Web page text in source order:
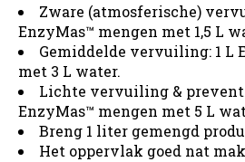
Zware (atmosferische)
EnzyMas™ mengen met 1,5 L
Gemiddelde vervuiling: 1 L
met 3 L water.
Lichte vervuiling &
EnzyMas™ mengen met 5 L
Breng 1 liter gemengd
Het oppervlak goed nat